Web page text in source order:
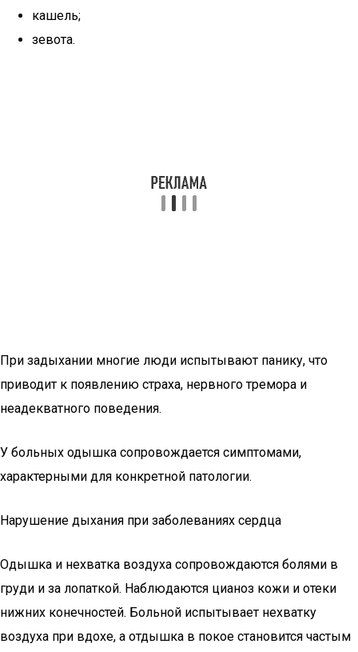
кашель;
зевота.
При задыхании многие люди испытывают панику, что
приводит к появлению страха, нервного тремора и
неадекватного поведения.
У больных одышка сопровождается симптомами,
характерными для конкретной патологии.
Нарушение дыхания при заболеваниях сердца
Одышка и нехватка воздуха сопровождаются болями в
груди и за лопаткой. Наблюдаются цианоз кожи и отеки
нижних конечностей. Больной испытывает нехватку
воздуха при вдохе, а отдышка в покое становится частым